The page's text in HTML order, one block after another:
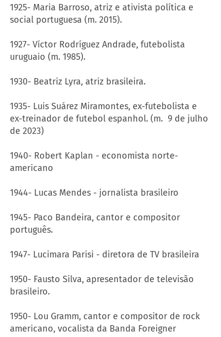
1925- Maria Barroso, atriz e ativista política e
social portuguesa (m. 2015).
1927- Víctor Rodríguez Andrade, futebolista
uruguaio (m. 1985).
1930- Beatriz Lyra, atriz brasileira.
1935- Luis Suárez Miramontes, ex-futebolista e
ex-treinador de futebol espanhol. (m. 9 de julho
de 2023)
1940- Robert Kaplan - economista norte-
americano
1944- Lucas Mendes - jornalista brasileiro
1945- Paco Bandeira, cantor e compositor
português.
1947- Lucimara Parisi - diretora de TV brasileira
1950- Fausto Silva, apresentador de televisão
brasileiro.
1950- Lou Gramm, cantor e compositor de rock
americano, vocalista da Banda Foreigner